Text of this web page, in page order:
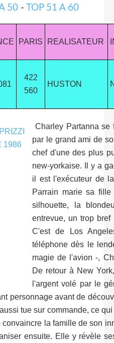
50 - TOP 51 A 60
PARIS REALISATEUR
422
560
HUSTON
Charley Partanna
par le grand ami de
chef d'une des plus
new-yorkaise. Il y a
il est l'exécuteur de
Parrain marie sa
silhouette, la
entrevue, un trop
C'est de Los
téléphone dès le
magie de l'avion -,
De retour à New
l'argent volé par le
personnage avant de
tue sur commande, ce
convaincre la famille de son
ensuite. Elle y révèle